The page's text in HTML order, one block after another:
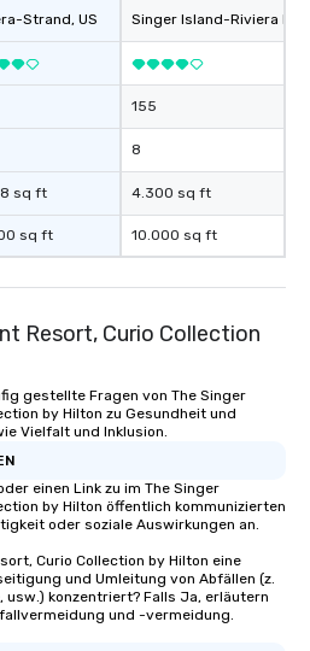
Strand, US
sq ft
sq ft
Singer Island-Riviera
155
8
4.300 sq ft
10.000 sq ft
Resort, Curio Collection
gestellte Fragen von The Singer
by Hilton zu Gesundheit und
Vielfalt und Inklusion.
einen Link zu im The Singer
by Hilton öffentlich kommunizierten
oder soziale Auswirkungen an.
Curio Collection by Hilton eine
und Umleitung von Abfällen (z.
usw.) konzentriert? Falls Ja, erläutern
und -vermeidung.